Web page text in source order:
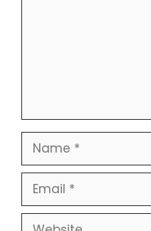
Name
Email
Website